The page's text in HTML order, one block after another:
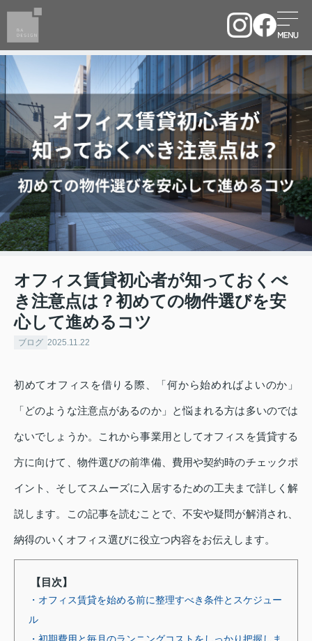
オフィス賃貸初心者が知っておくべ
き注意点は？初めての物件選びを安
心して進めるコツ
ブログ 2025.11.22
初めてオフィスを借りる際、「何から始めればよいのか」
「どのような注意点があるのか」と悩まれる方は多いのでは
ないでしょうか。これから事業用としてオフィスを賃貸する
方に向けて、物件選びの前準備、費用や契約時のチェックポ
イント、そしてスムーズに入居するための工夫まで詳しく解
説します。この記事を読むことで、不安や疑問が解消され、
納得のいくオフィス選びに役立つ内容をお伝えします。
【目次】
・オフィス賃貸を始める前に整理すべき条件とスケジュー
ル